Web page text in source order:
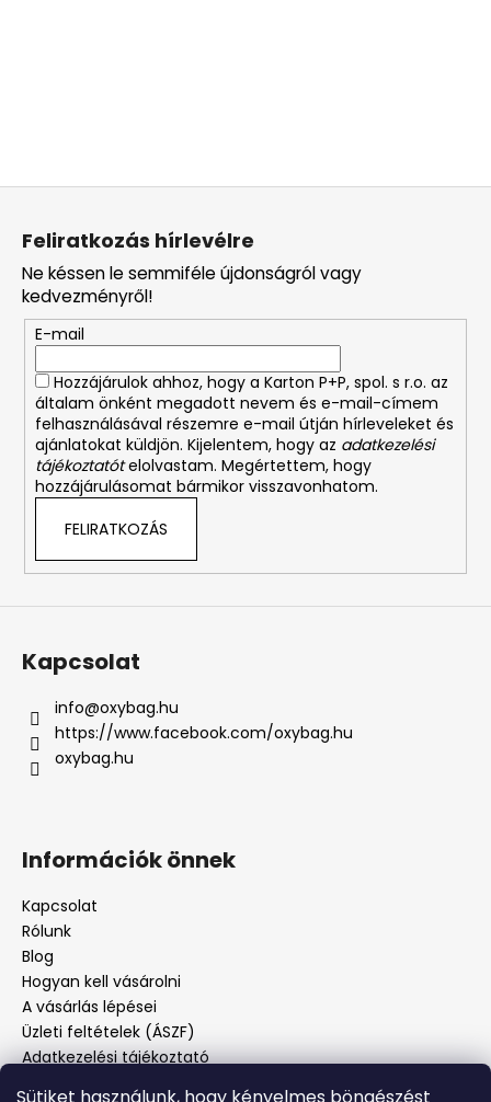
L
Feliratkozás hírlevélre
Ne késsen le semmiféle újdonságról vagy
kedvezményről!
E-mail
Hozzájárulok ahhoz, hogy a Karton P+P, spol. s r.o. az
általam önként megadott nevem és e-mail-címem
felhasználásával részemre e-mail útján hírleveleket és
ajánlatokat küldjön. Kijelentem, hogy az adatkezelési
tájékoztatótelolvastam. Megértettem, hogy
hozzájárulásomat bármikor visszavonhatom.
FELIRATKOZÁS
Kapcsolat
info@oxybag.hu
https://www.facebook.com/oxybag.hu
oxybag.hu
Információk önnek
Kapcsolat
Rólunk
Blog
Hogyan kell vásárolni
A vásárlás lépései
Üzleti feltételek (ÁSZF)
Adatkezelési tájékoztató